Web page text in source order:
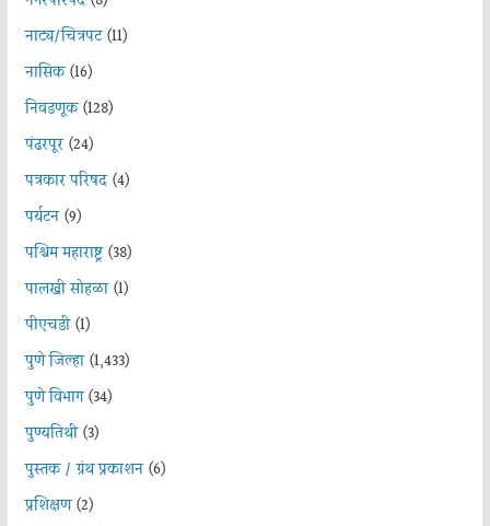
नाट्य/चित्रपट(11)
नासिक(16)
निवडणूक(128)
पंढरपूर(24)
पत्रकार परिषद(4)
पर्यटन(9)
पश्चिम महाराष्ट्र(38)
पालखी सोहळा(1)
पीएचडी(1)
पुणे जिल्हा(1,433)
पुणे विभाग(34)
पुण्यतिथी(3)
पुस्तक / ग्रंथ प्रकाशन(6)
प्रशिक्षण(2)